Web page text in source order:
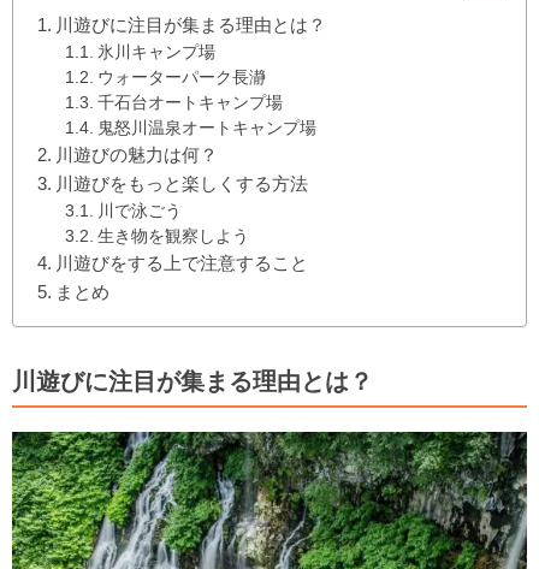
川遊びに注目が集まる理由とは？
氷川キャンプ場
ウォーターパーク長瀞
千石台オートキャンプ場
鬼怒川温泉オートキャンプ場
川遊びの魅力は何？
川遊びをもっと楽しくする方法
川で泳ごう
生き物を観察しよう
川遊びをする上で注意すること
まとめ
川遊びに注目が集まる理由とは？